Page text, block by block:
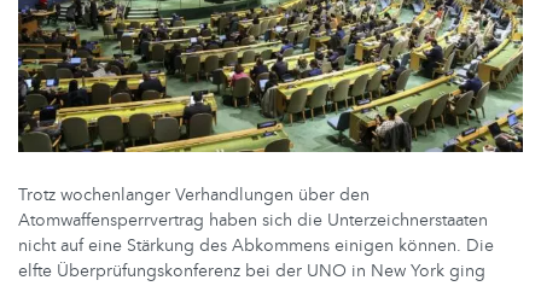
Trotz wochenlanger Verhandlungen über den
Atomwaffensperrvertrag haben sich die Unterzeichnerstaaten
nicht auf eine Stärkung des Abkommens einigen können. Die
elfte Überprüfungskonferenz bei der UNO in New York ging